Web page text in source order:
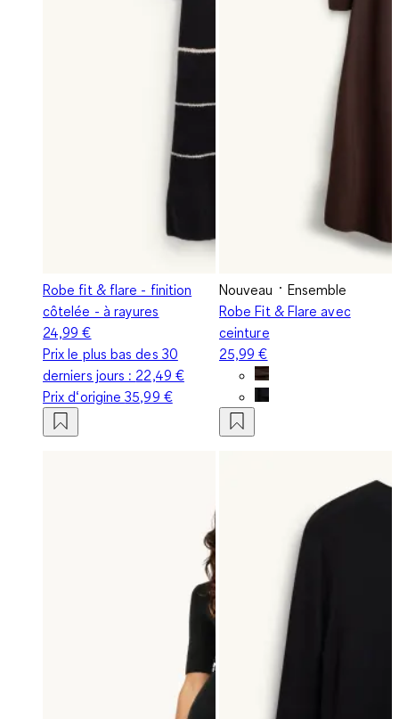
Robe fit & flare - finition
côtelée - à rayures
24,99 €
Prix le plus bas des 30
derniers jours : 22,49 €
Prix d‘origine35,99 €
Nouveau
Ensemble
Robe Fit & Flare avec
ceinture
25,99 €